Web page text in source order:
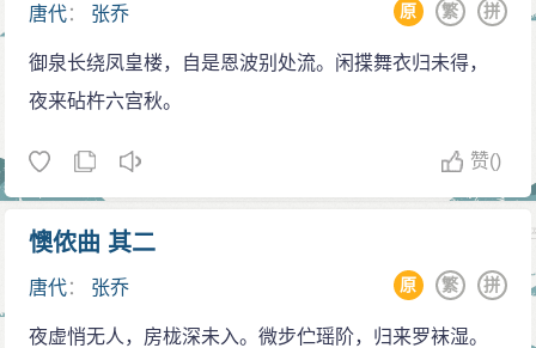
唐代： 张乔 拼
繁
原
御泉长绕凤皇楼，自是恩波别处流。闲揲舞衣归未得，
夜来砧杵六宫秋。
赞()
懊侬曲 其二
唐代： 张乔 拼
繁
原
夜虚悄无人，房栊深未入。微步伫瑶阶，归来罗袜湿。